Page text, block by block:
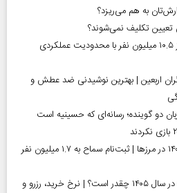
به هم می‌ریزد؟
تعیین تکلیف نمی‌شوند؟
آمار معلولیت در ایران | بیش از ۱۰.۵ میلیون نفر با محدودیت عملکردی
اربعین | بهترین نوشیدنی ضد عطش و
زبان دو گوینده؛ رسانه‌ای که حسینیه است
آغاز رسمی برنامه‌های اربعین ۱۴۰۵ در مرز‌ها | ثبت‌نام سماح به ۱.۷ میلیون نفر
قیمت قبر در بهشت زهرا (س) در سال ۱۴۰۵ چقدر است؟ | نرخ خرید، رزرو و